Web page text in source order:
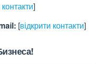
]
[відкрити контакти]